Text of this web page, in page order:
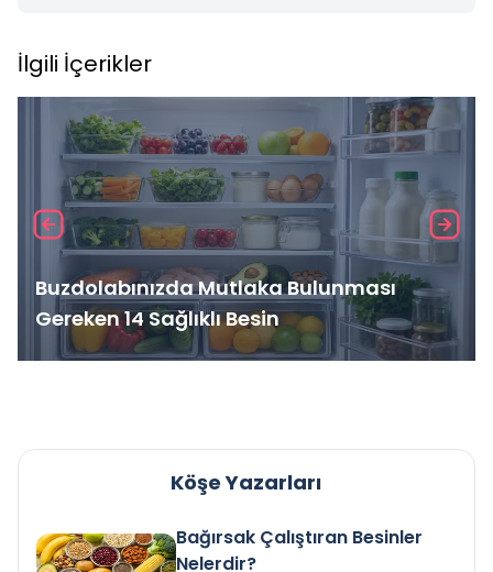
İlgili İçerikler
Buzdolabınızda Mutlaka Bulunması
Gereken 14 Sağlıklı Besin
Köşe Yazarları
Bağırsak Çalıştıran Besinler
Nelerdir?